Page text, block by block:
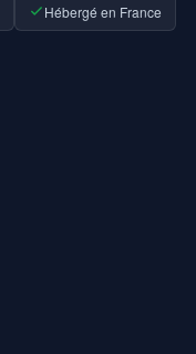
Hébergé en France